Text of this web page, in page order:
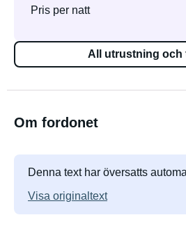
Pris per natt
All utrustning och
Om fordonet
Denna text har översatts
Visa originaltext